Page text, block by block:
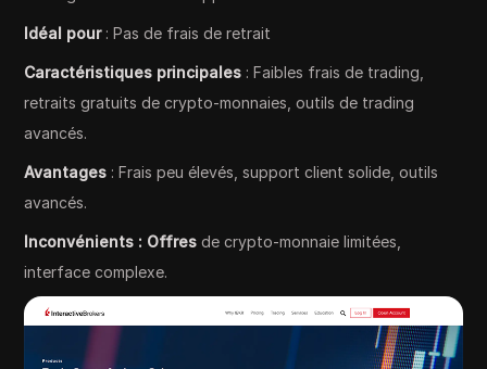
Idéal pour: Pas de frais de retrait
Caractéristiques principales : Faibles frais de trading,
retraits gratuits de crypto-monnaies, outils de trading
avancés.
Avantages : Frais peu élevés, support client solide, outils
avancés.
Inconvénients : Offres de crypto-monnaie limitées,
interface complexe.